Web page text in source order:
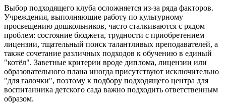
Выбор подходящего клуба осложняется из-за ряда факторов.
Учреждения, выполняющие работу по культурному
просвещению дошкольников, часто сталкиваются с рядом
проблем: состояние бюджета, трудности с приобретением
лицензии, тщательный поиск талантливых преподавателей, а
также сочетание различных подходов к обучению в единый
"котёл". Заветные критерии вроде диплома, лицензии или
образовательного плана иногда присутствуют исключительно
"для галочки", поэтому к подбору подходящего центра для
воспитанника детского сада важно подходить ответственным
образом.